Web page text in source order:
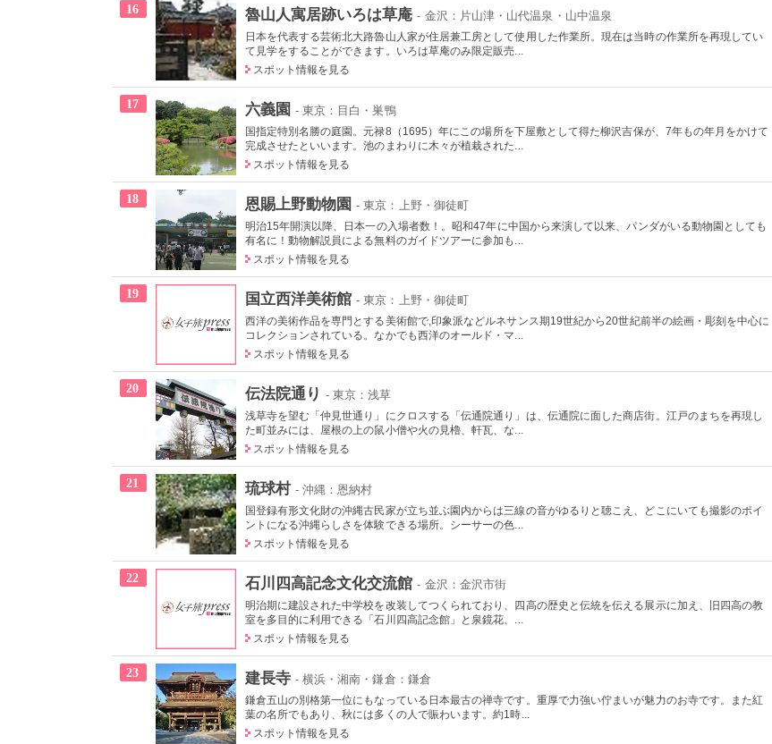
16 魯山人寓居跡いろは草庵 - 金沢：片山津・山代温泉・山中温泉
日本を代表する芸術北大路魯山人家が住居兼工房として使用した作業所。現在は当時の作業所を再現してい
て見学をすることができます。いろは草庵のみ限定販売...
スポット情報を見る
17 六義園 - 東京：目白・巣鴨
国指定特別名勝の庭園。元禄8（1695）年にこの場所を下屋敷として得た柳沢吉保が、7年もの年月をかけて
完成させたといいます。池のまわりに木々が植栽された...
スポット情報を見る
18 恩賜上野動物園 - 東京：上野・御徒町
明治15年開演以降、日本一の入場者数！。昭和47年に中国から来演して以来、パンダがいる動物園としても
有名に！動物解説員による無料のガイドツアーに参加も...
スポット情報を見る
19 国立西洋美術館 - 東京：上野・御徒町
西洋の美術作品を専門とする美術館で,印象派などルネサンス期19世紀から20世紀前半の絵画・彫刻を中心に
コレクションされている。なかでも西洋のオールド・マ...
スポット情報を見る
20 伝法院通り - 東京：浅草
浅草寺を望む「仲見世通り」にクロスする「伝通院通り」は、伝通院に面した商店街。江戸のまちを再現し
た町並みには、屋根の上の鼠小僧や火の見櫓、軒瓦、な...
スポット情報を見る
21 琉球村 - 沖縄：恩納村
国登録有形文化財の沖縄古民家が立ち並ぶ園内からは三線の音がゆるりと聴こえ、どこにいても撮影のポイ
ントになる沖縄らしさを体験できる場所。シーサーの色...
スポット情報を見る
22 石川四高記念文化交流館 - 金沢：金沢市街
明治期に建設された中学校を改装してつくられており、四高の歴史と伝統を伝える展示に加え、旧四高の教
室を多目的に利用できる「石川四高記念館」と泉鏡花、...
スポット情報を見る
23 建長寺 - 横浜・湘南・鎌倉：鎌倉
鎌倉五山の別格第一位にもなっている日本最古の禅寺です。重厚で力強い佇まいが魅力のお寺です。また紅
葉の名所でもあり、秋には多くの人で賑わいます。約1時...
スポット情報を見る